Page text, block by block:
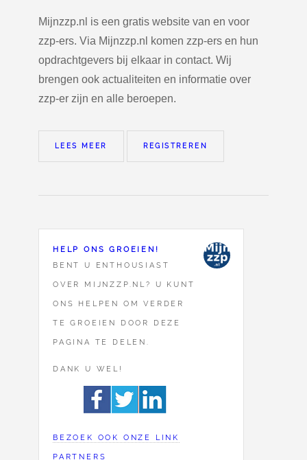
Mijnzzp.nl is een gratis website van en voor
zzp-ers. Via Mijnzzp.nl komen zzp-ers en hun
opdrachtgevers bij elkaar in contact. Wij
brengen ook actualiteiten en informatie over
zzp-er zijn en alle beroepen.
LEES MEER REGISTREREN
HELP ONS GROEIEN!
BENT U ENTHOUSIAST
OVER MIJNZZP.NL? U KUNT
ONS HELPEN OM VERDER
TE GROEIEN DOOR DEZE
PAGINA TE DELEN.
DANK U WEL!
BEZOEK OOK ONZE LINK
PARTNERS